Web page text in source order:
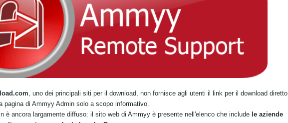
, uno dei principali siti per il download, non fornisce agli utenti il link per il download diretto
pagina di Ammyy Admin solo a scopo informativo.
è ancora largamente diffuso: il sito web di Ammyy è presente nell'elenco che include le aziende